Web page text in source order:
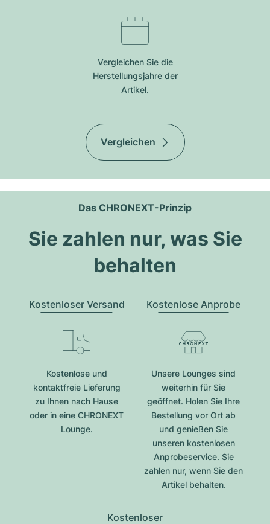
Vergleichen Sie die
Herstellungsjahre der
Artikel.
Vergleichen
Das CHRONEXT-Prinzip
Sie zahlen nur, was Sie
behalten
Kostenloser Versand
Kostenlose und
kontaktfreie Lieferung
zu Ihnen nach Hause
oder in eine CHRONEXT
Lounge.
Kostenlose Anprobe
Unsere Lounges sind
weiterhin für Sie
geöffnet. Holen Sie Ihre
Bestellung vor Ort ab
und genießen Sie
unseren kostenlosen
Anprobeservice. Sie
zahlen nur, wenn Sie den
Artikel behalten.
Kostenloser